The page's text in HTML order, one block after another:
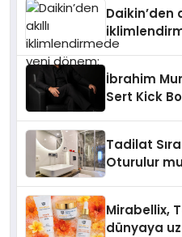
Daikin’den
dönem:
İbrahim
Sert Kick
Tadilat
Oturulur
Mirabellix,
dünyaya